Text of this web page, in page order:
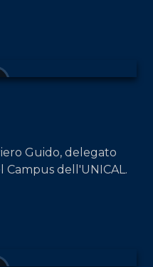
Guido, delegato
dell'UNICAL.